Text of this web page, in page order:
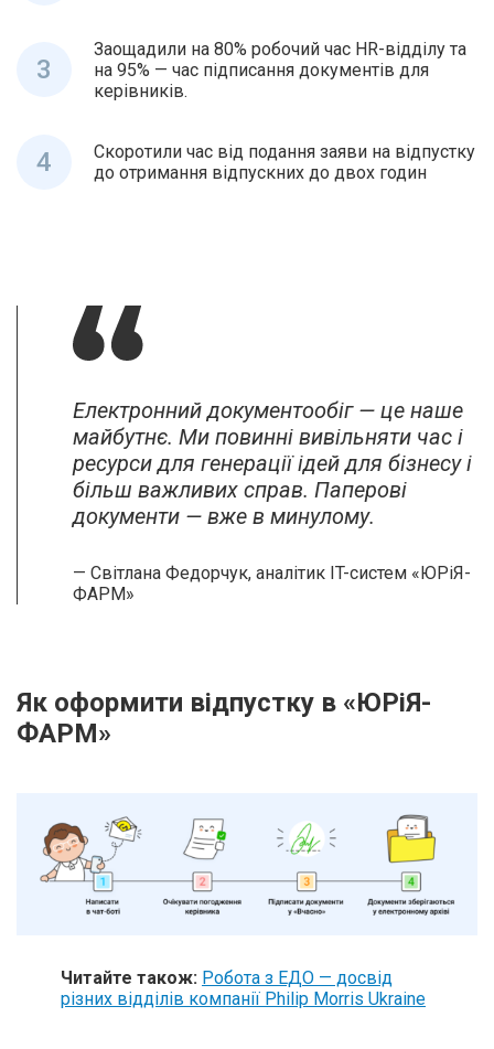
3
Заощадили на 80% робочий час HR-відділу та
на 95% — час підписання документів для
керівників.
4
Скоротили час від подання заяви на відпустку
до отримання відпускних до двох годин
Електронний документообіг — це наше
майбутнє. Ми повинні вивільняти час і
ресурси для генерації ідей для бізнесу і
більш важливих справ. Паперові
документи — вже в минулому.
— Світлана Федорчук, аналітик IT-систем «ЮРіЯ-
ФАРМ»
Як оформити відпустку в «ЮРіЯ-
ФАРМ»
Читайте також: Робота з ЕДО — досвід
різних відділів компанії Philip Morris Ukraine